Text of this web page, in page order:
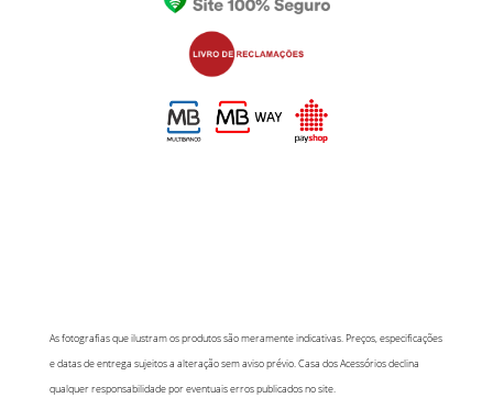
As fotografias que ilustram os produtos são meramente indicativas. Preços, especificações
e datas de entrega sujeitos a alteração sem aviso prévio. Casa dos Acessórios declina
qualquer responsabilidade por eventuais erros publicados no site.